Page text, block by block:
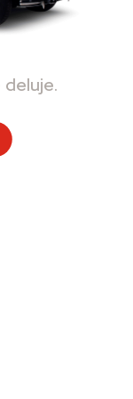
deluje.